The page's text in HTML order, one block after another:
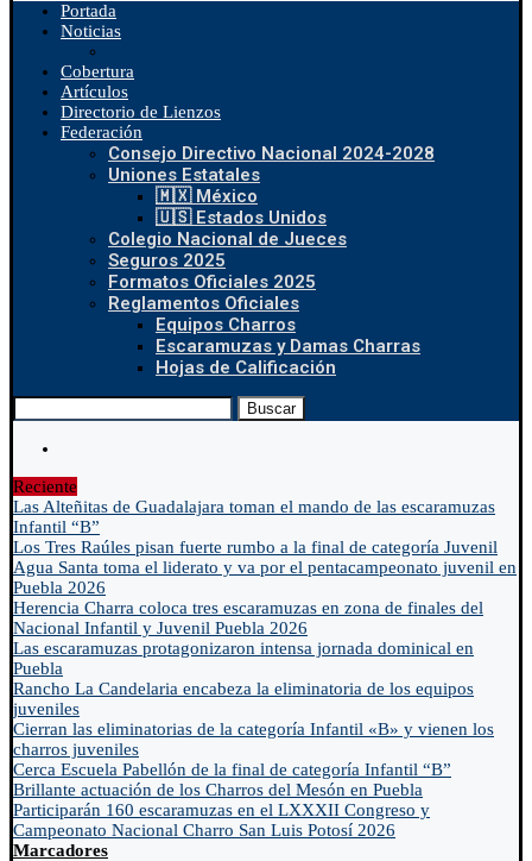
Portada
Noticias
Cobertura
Artículos
Directorio de Lienzos
Federación
Consejo Directivo Nacional 2024-2028
Uniones Estatales
🇲🇽 México
🇺🇸 Estados Unidos
Colegio Nacional de Jueces
Seguros 2025
Formatos Oficiales 2025
Reglamentos Oficiales
Equipos Charros
Escaramuzas y Damas Charras
Hojas de Calificación
Buscar
Reciente
Las Alteñitas de Guadalajara toman el mando de las escaramuzas
Infantil “B”
Los Tres Raúles pisan fuerte rumbo a la final de categoría Juvenil
Agua Santa toma el liderato y va por el pentacampeonato juvenil en
Puebla 2026
Herencia Charra coloca tres escaramuzas en zona de finales del
Nacional Infantil y Juvenil Puebla 2026
Las escaramuzas protagonizaron intensa jornada dominical en
Puebla
Rancho La Candelaria encabeza la eliminatoria de los equipos
juveniles
Cierran las eliminatorias de la categoría Infantil «B» y vienen los
charros juveniles
Cerca Escuela Pabellón de la final de categoría Infantil “B”
Brillante actuación de los Charros del Mesón en Puebla
Participarán 160 escaramuzas en el LXXXII Congreso y
Campeonato Nacional Charro San Luis Potosí 2026
Marcadores